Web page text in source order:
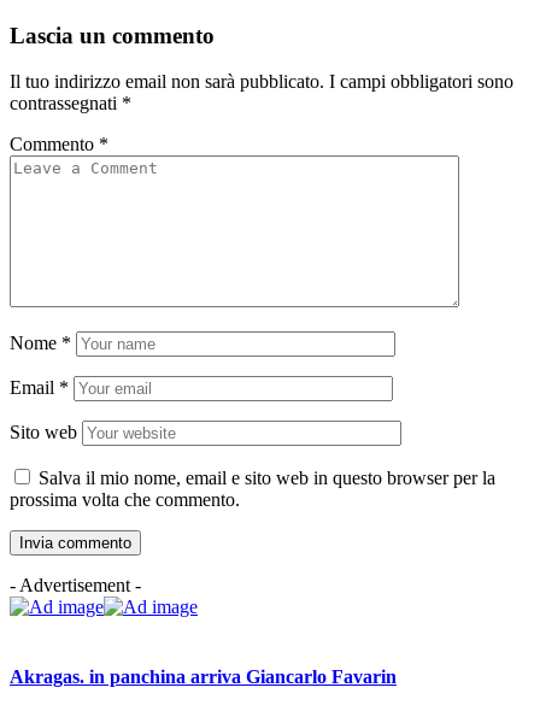
Lascia un commento
Il tuo indirizzo email non sarà pubblicato. I campi obbligatori sono
contrassegnati *
Commento *
Nome *
Email *
Sito web
Salva il mio nome, email e sito web in questo browser per la
prossima volta che commento.
- Advertisement -
Akragas. in panchina arriva Giancarlo Favarin